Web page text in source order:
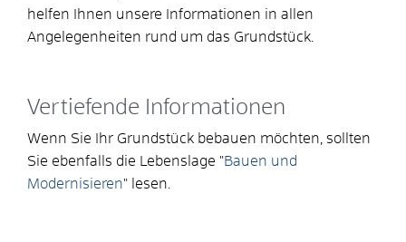
helfen Ihnen unsere Informationen in allen
Angelegenheiten rund um das Grundstück.
Vertiefende Informationen
Wenn Sie Ihr Grundstück bebauen möchten, sollten
Sie ebenfalls die Lebenslage "Bauen und
Modernisieren" lesen.